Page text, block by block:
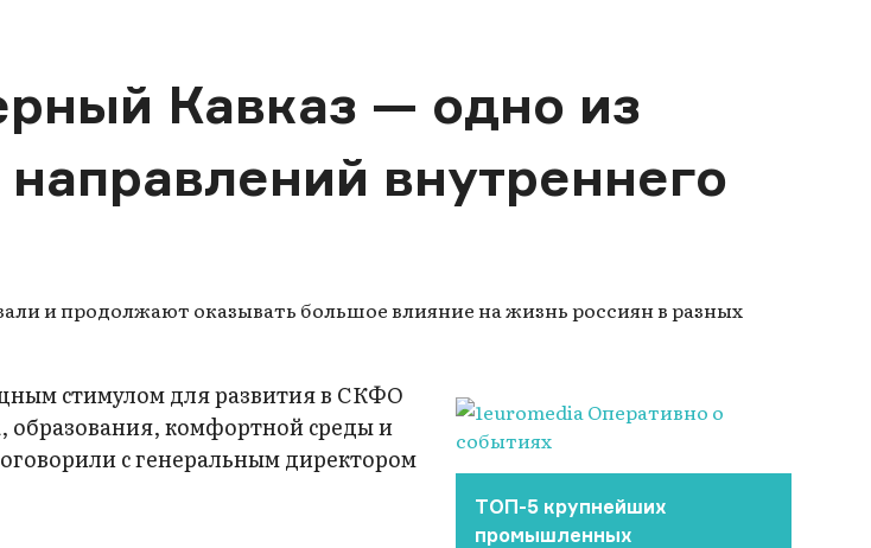
Кавказ — одно из
внутреннего
и продолжают оказывать большое влияние на жизнь россиян в разных
стимулом для развития в СКФО
образования, комфортной среды и
с генеральным директором
ТОП-5 крупнейших
промышленных